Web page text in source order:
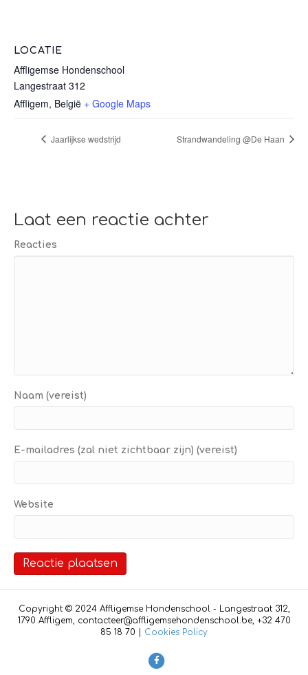
LOCATIE
Affligemse Hondenschool
Langestraat 312
Affligem, België + Google Maps
Jaarlijkse wedstrijd Strandwandeling @De Haan
Laat een reactie achter
Reacties
Naam (vereist)
E-mailadres (zal niet zichtbaar zijn) (vereist)
Website
Copyright © 2024 Affligemse Hondenschool - Langestraat 312,
1790 Affligem, contacteer@affligemsehondenschool.be, +32 470
85 18 70 | Cookies Policy
F